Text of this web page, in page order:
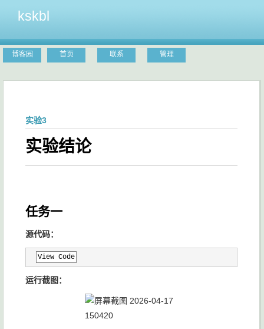
kskbl
博客园 首页 联系 管理
实验3
实验结论
任务一
源代码：
View Code
运行截图：